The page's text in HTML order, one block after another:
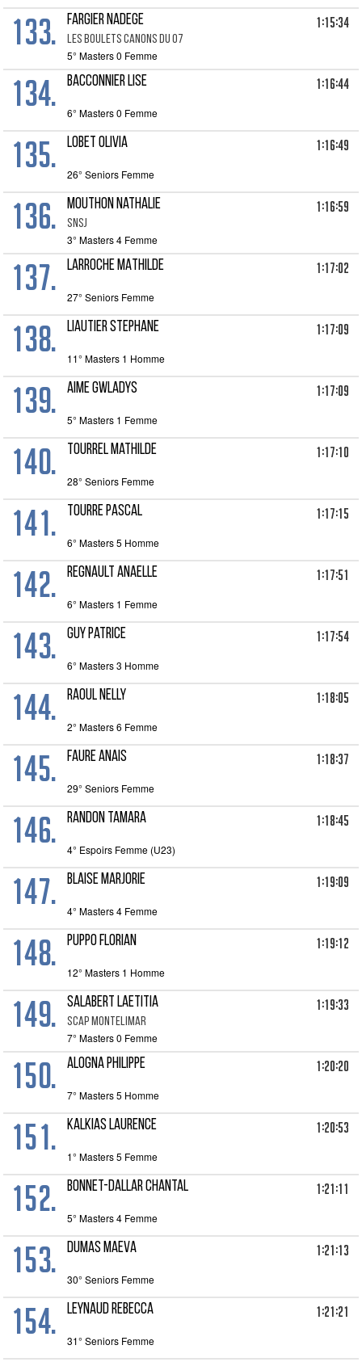
133. FARGIER Nadege
LES BOULETS CANONS DU 07
1:15:34
5° Masters 0 Femme
134. BACCONNIER Lise 1:16:44
6° Masters 0 Femme
135. LOBET Olivia 1:16:49
26° Seniors Femme
136. MOUTHON Nathalie
SNSJ
1:16:59
3° Masters 4 Femme
137. LARROCHE MATHILDE 1:17:02
27° Seniors Femme
138. LIAUTIER Stephane 1:17:09
11° Masters 1 Homme
139. AIME Gwladys 1:17:09
5° Masters 1 Femme
140. TOURREL Mathilde 1:17:10
28° Seniors Femme
141. TOURRE Pascal 1:17:15
6° Masters 5 Homme
142. REGNAULT Anaelle 1:17:51
6° Masters 1 Femme
143. GUY Patrice 1:17:54
6° Masters 3 Homme
144. RAOUL Nelly 1:18:05
2° Masters 6 Femme
145. FAURE Anais 1:18:37
29° Seniors Femme
146. RANDON Tamara 1:18:45
4° Espoirs Femme (U23)
147. BLAISE Marjorie 1:19:09
4° Masters 4 Femme
148. PUPPO Florian 1:19:12
12° Masters 1 Homme
149. SALABERT Laetitia
SCAP MONTELIMAR
1:19:33
7° Masters 0 Femme
150. ALOGNA PHILIPPE 1:20:20
7° Masters 5 Homme
151. KALKIAS Laurence 1:20:53
1° Masters 5 Femme
152. BONNET-DALLAR Chantal 1:21:11
5° Masters 4 Femme
153. DUMAS Maeva 1:21:13
30° Seniors Femme
154. LEYNAUD Rebecca 1:21:21
31° Seniors Femme